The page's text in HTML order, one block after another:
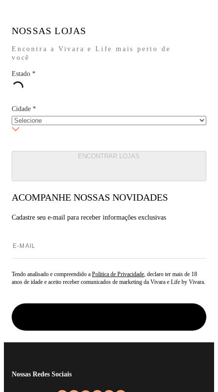
NOSSAS LOJAS
Encontra a Vivara e Life mais perto de
você
Estado *
Cidade *
ENCONTRAR LOJAS
ACOMPANHE NOSSAS NOVIDADES
Cadastre seu e-mail para receber informações exclusivas
Tendo analisado e compreendido a Politica de Privacidade, declaro ter mais de 18
anos de idade e aceito receber comunicados de marketing da Vivara e Life by Vivara.
Nossas Redes Sociais